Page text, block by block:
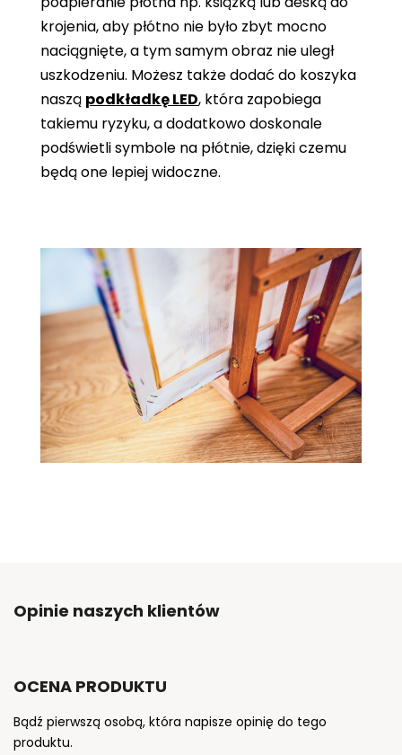
krojenia, aby płótno nie było zbyt mocno
naciągnięte, a tym samym obraz nie uległ
uszkodzeniu. Możesz także dodać do koszyka
naszą podkładkę LED, która zapobiega
takiemu ryzyku, a dodatkowo doskonale
podświetli symbole na płótnie, dzięki czemu
będą one lepiej widoczne.
Opinie naszych klientów
OCENA PRODUKTU
Bądź pierwszą osobą, która napisze opinię do tego
produktu.